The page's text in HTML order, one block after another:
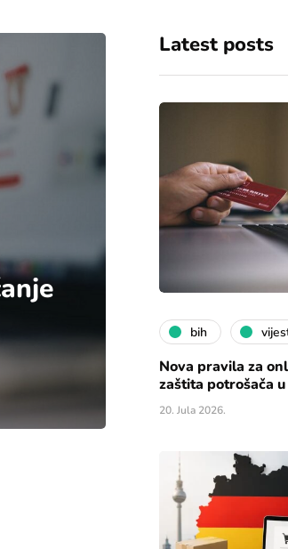
Latest posts
bih
Nova pravila za
zaštita potrošača u
20. Jula 2026.